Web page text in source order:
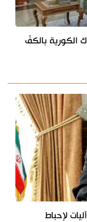
الكورية بالكفّ
لإحباط